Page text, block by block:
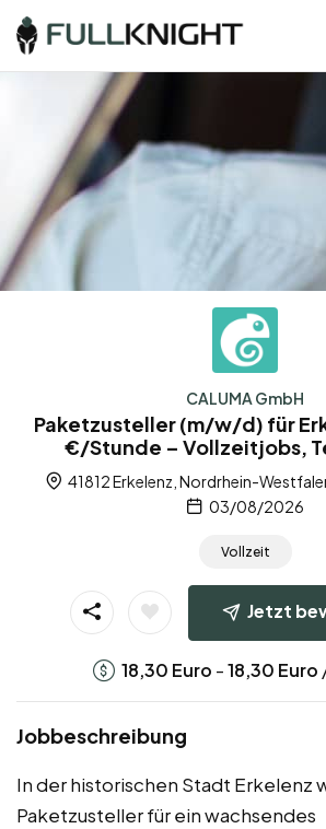
CALUMA GmbH
Paketzusteller (m/w/d) für
€/Stunde – Vollzeitjobs,
41812 Erkelenz, Nordrhein-
03/08/2026
Vollzeit
Jetzt
18,30 Euro -18,30 Euro
Jobbeschreibung
In der historischen Stadt Erkelenz
Paketzusteller für ein wachsendes